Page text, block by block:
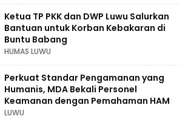
Ketua TP PKK dan DWP Luwu Salurkan
Bantuan untuk Korban Kebakaran di
Buntu Babang
HUMAS LUWU
Perkuat Standar Pengamanan yang
Humanis, MDA Bekali Personel
Keamanan dengan Pemahaman HAM
LUWU